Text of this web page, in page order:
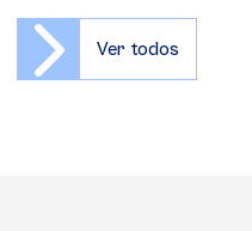
Ver todos